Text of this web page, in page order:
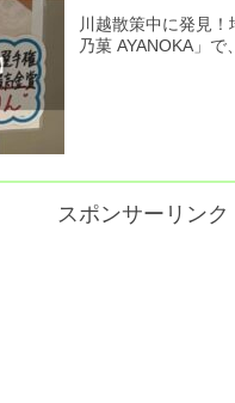
川越散策中に発見
乃菓 AYANOKA」で
スポンサーリンク